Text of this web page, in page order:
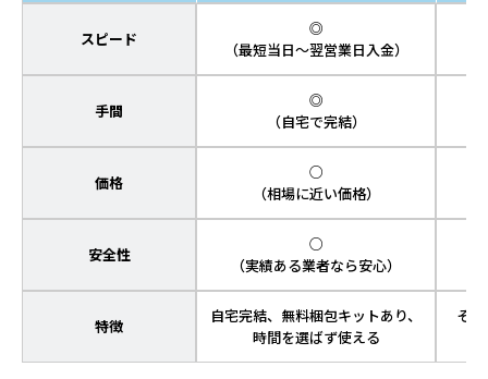
スピード
◎
（最短当日～翌営業日入金）
手間
◎
（自宅で完結）
価格
○
（相場に近い価格）
安全性
○
（実績ある業者なら安心）
特徴
自宅完結、無料梱包キットあり、
時間を選ばず使える
そ